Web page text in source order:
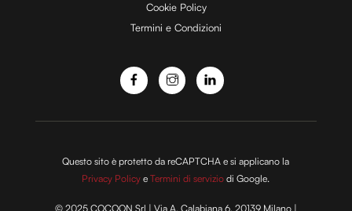
Cookie Policy
Termini e Condizioni
Questo sito è protetto da reCAPTCHA e si applicano la
Privacy Policy eTermini di servizio di Google.
© 2025 COCOON Srl | Via A. Calabiana 6, 20139 Milano |